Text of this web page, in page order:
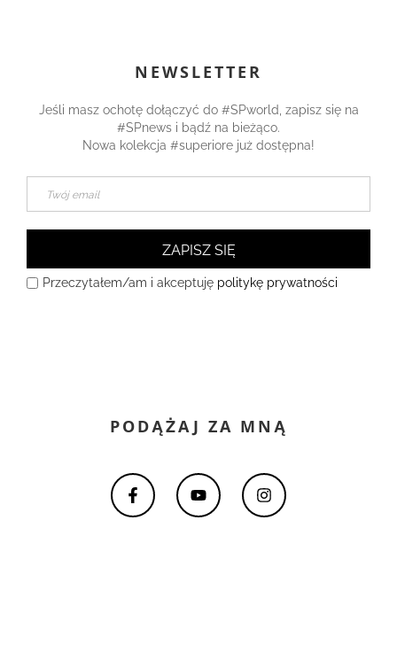
NEWSLETTER
Jeśli masz ochotę dołączyć do #SPworld, zapisz się na
#SPnews i bądź na bieżąco.
Nowa kolekcja #superiore już dostępna!
ZAPISZ SIĘ
Przeczytałem/am i akceptuję politykę prywatności
PODĄŻAJ ZA MNĄ